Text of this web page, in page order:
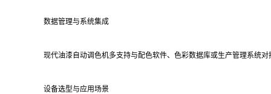
数据管理与系统集成
现代油漆自动调色机多支持与配色软件、色彩数据库或生产管理系统
设备选型与应用场景